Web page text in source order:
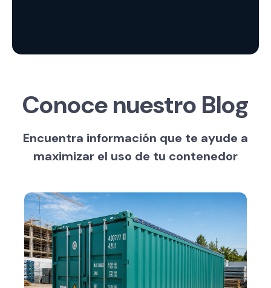
Conoce nuestro Blog
Encuentra información que te ayude a
maximizar el uso de tu contenedor